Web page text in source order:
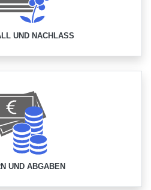
UND NACHLASS
UND ABGABEN